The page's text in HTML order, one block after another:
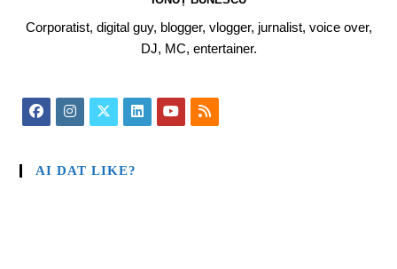
Corporatist, digital guy, blogger, vlogger, jurnalist, voice over,
DJ, MC, entertainer.
AI DAT LIKE?